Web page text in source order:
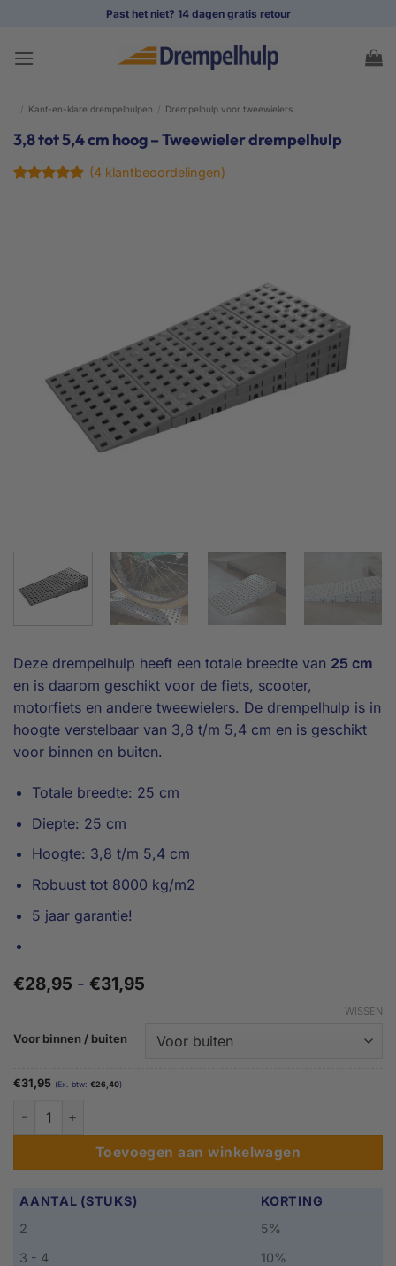
inhoud
Past het niet? 14 dagen gratis retour
/ Kant-en-klare drempelhulpen / Drempelhulp voor tweewielers
3,8 tot 5,4 cm hoog – Tweewieler drempelhulp
(4klantbeoordelingen)
Deze drempelhulp heeft een totale breedte van 25 cm
en is daarom geschikt voor de fiets, scooter,
motorfiets en andere tweewielers. De drempelhulp is in
hoogte verstelbaar van 3,8 t/m 5,4 cm en is geschikt
voor binnen en buiten.
Totale breedte: 25 cm
Diepte: 25 cm
Hoogte: 3,8 t/m 5,4 cm
Robuust tot 8000 kg/m2
5 jaar garantie!
€28,95 - €31,95
€31,95
Voor binnen / buiten
WISSEN
€31,95 (Ex. btw: €26,40)
3,8 tot 5,4 cm hoog - Tweewieler drempelhulp aantal
Toevoegen aan winkelwagen
AANTAL (STUKS)
KORTING
2
5%
3 - 4
10%